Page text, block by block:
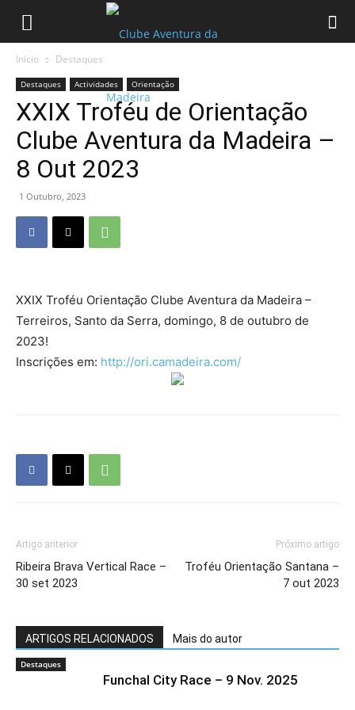
Início Destaques
Destaques Actividades Orientação
XXIX Troféu de Orientação
Clube Aventura da Madeira –
8 Out 2023
1 Outubro, 2023
XXIX Troféu Orientação Clube Aventura da Madeira –
Terreiros, Santo da Serra, domingo, 8 de outubro de
2023!
Inscrições em: http://ori.camadeira.com/
Artigo anterior
Ribeira Brava Vertical Race –
30 set 2023
Próximo artigo
Troféu Orientação Santana –
7 out 2023
ARTIGOS RELACIONADOS Mais do autor
Destaques
Funchal City Race – 9 Nov. 2025